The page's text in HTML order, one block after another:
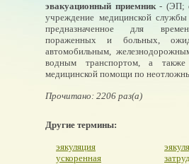
эвакуационный приемник- (ЭП;
учреждение медицинской
предназначенное для
пораженных и больных,
автомобильным,
водным транспортом, а
медицинской помощи по
Прочитано: 2206 раз(а)
Другие термины:
эякуляция
ускоренная